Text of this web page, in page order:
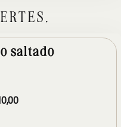
saltado